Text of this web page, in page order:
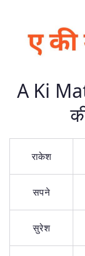
A Ki
राकेश
सपने
सुरेश